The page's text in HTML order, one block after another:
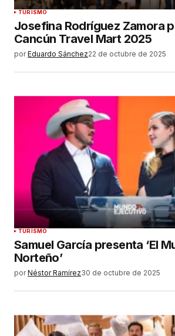
Guardar mi nombre, correo
web en este navegador para la
haga un comentario.
TURISMO
Josefina Rodríguez Zamora
Cancún Travel Mart 2025
por Eduardo Sánchez22 de octubre de 2025
TURISMO
Samuel García presenta ‘El
Norteño’
por Néstor Ramírez30 de octubre de 2025